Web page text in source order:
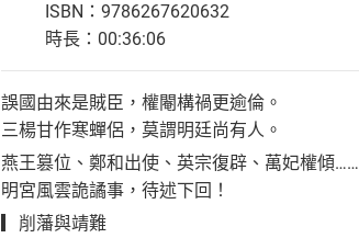
ISBN：9786267620632
時長：00:36:06
誤國由來是賊臣，權閹構禍更逾倫。
三楊甘作寒蟬侶，莫謂明廷尚有人。
燕王篡位、鄭和出使、英宗復辟、萬妃權傾……
明宮風雲詭譎事，待述下回！
▎削藩與靖難